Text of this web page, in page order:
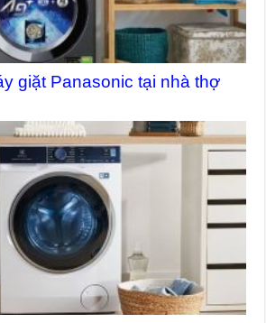
giặt Panasonic tại nhà thợ